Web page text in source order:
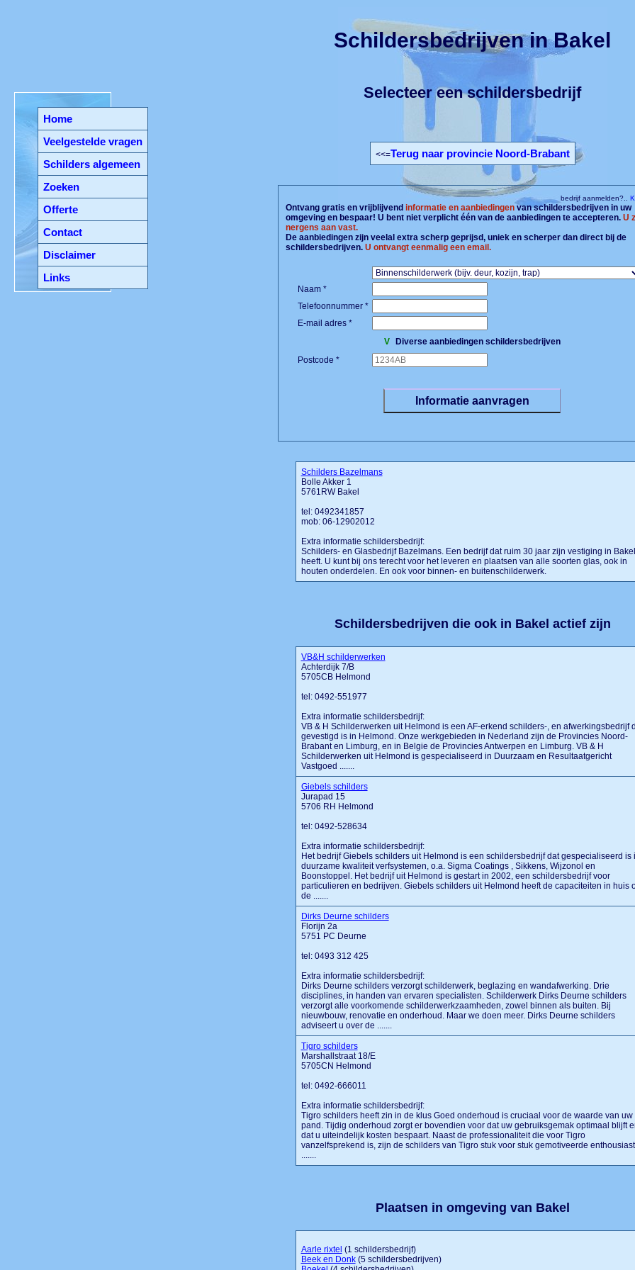
Home
Veelgestelde vragen
Schilders algemeen
Zoeken
Offerte
Contact
Disclaimer
Links
Schildersbedrijven in Bakel
Selecteer een schildersbedrijf
<<=Terug naar provincie Noord-Brabant
bedrijf aanmelden?..
Ontvang gratis en vrijblijvend informatie en aanbiedingenvan schildersbedrijven in uw
omgeving en bespaar! U bent niet verplicht één van de aanbiedingen te accepteren. U
nergens aan vast.
De aanbiedingen zijn veelal extra scherp geprijsd, uniek en scherper dan direct bij de
schildersbedrijven. U ontvangt eenmalig een email.
Naam *
Telefoonnummer *
E-mail adres *
V
Diverse aanbiedingen schildersbedrijven
Postcode *
Schilders Bazelmans
Bolle Akker 1
5761RW Bakel
tel: 0492341857
mob: 06-12902012
Extra informatie schildersbedrijf:
Schilders- en Glasbedrijf Bazelmans. Een bedrijf dat ruim 30 jaar zijn vestiging in Bakel
heeft. U kunt bij ons terecht voor het leveren en plaatsen van alle soorten glas, ook in
houten onderdelen. En ook voor binnen- en buitenschilderwerk.
Schildersbedrijven die ook in Bakel actief zijn
VB&H schilderwerken
Achterdijk 7/B
5705CB Helmond
tel: 0492-551977
Extra informatie schildersbedrijf:
VB & H Schilderwerken uit Helmond is een AF-erkend schilders-, en afwerkingsbedrijf
gevestigd is in Helmond. Onze werkgebieden in Nederland zijn de Provincies Noord-
Brabant en Limburg, en in Belgie de Provincies Antwerpen en Limburg. VB & H
Schilderwerken uit Helmond is gespecialiseerd in Duurzaam en Resultaatgericht
Vastgoed .......
Giebels schilders
Jurapad 15
5706 RH Helmond
tel: 0492-528634
Extra informatie schildersbedrijf:
Het bedrijf Giebels schilders uit Helmond is een schildersbedrijf dat gespecialiseerd is
duurzame kwaliteit verfsystemen, o.a. Sigma Coatings , Sikkens, Wijzonol en
Boonstoppel. Het bedrijf uit Helmond is gestart in 2002, een schildersbedrijf voor
particulieren en bedrijven. Giebels schilders uit Helmond heeft de capaciteiten in huis
de .......
Dirks Deurne schilders
Florijn 2a
5751 PC Deurne
tel: 0493 312 425
Extra informatie schildersbedrijf:
Dirks Deurne schilders verzorgt schilderwerk, beglazing en wandafwerking. Drie
disciplines, in handen van ervaren specialisten. Schilderwerk Dirks Deurne schilders
verzorgt alle voorkomende schilderwerkzaamheden, zowel binnen als buiten. Bij
nieuwbouw, renovatie en onderhoud. Maar we doen meer. Dirks Deurne schilders
adviseert u over de .......
Tigro schilders
Marshallstraat 18/E
5705CN Helmond
tel: 0492-666011
Extra informatie schildersbedrijf:
Tigro schilders heeft zin in de klus Goed onderhoud is cruciaal voor de waarde van uw
pand. Tijdig onderhoud zorgt er bovendien voor dat uw gebruiksgemak optimaal blijft
dat u uiteindelijk kosten bespaart. Naast de professionaliteit die voor Tigro
vanzelfsprekend is, zijn de schilders van Tigro stuk voor stuk gemotiveerde
.......
Plaatsen in omgeving van Bakel
Aarle rixtel (1 schildersbedrijf)
Beek en Donk(5 schildersbedrijven)